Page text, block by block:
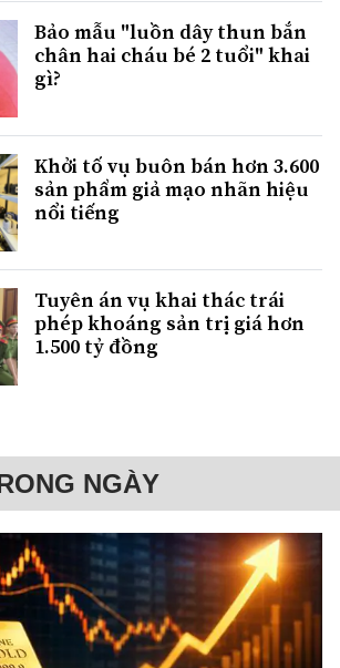
Bảo mẫu "luồn dây thun bắn
chân hai cháu bé 2 tuổi" khai
gì?
Khởi tố vụ buôn bán hơn 3.600
sản phẩm giả mạo nhãn hiệu
nổi tiếng
Tuyên án vụ khai thác trái
phép khoáng sản trị giá hơn
1.500 tỷ đồng
NGÀY